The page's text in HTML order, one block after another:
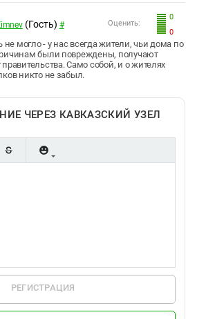
0
0
Оценить:
(Гость) #
не могло - у нас всегда жители, чьи дома по
были повреждены, получают
Само собой, и о жителях
никто не забыл.
ЧЕРЕЗ КАВКАЗСКИЙ УЗЕЛ
РЕГИСТРАЦИЯ